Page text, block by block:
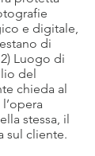
e digitale,
di
Luogo di
del
chieda al
stessa, il
sul cliente.